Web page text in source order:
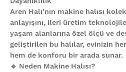
Aren Halı’nın makine halısı
anlayışını, ileri üretim
yaşam alanlarına özel ölçü ve
geliştirilen bu halılar, evinizin her
hem de konforu bir arada sunar.
🔹 Neden Makine Halısı?